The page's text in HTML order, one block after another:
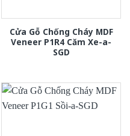
Cửa Gỗ Chống Cháy MDF
Veneer P1R4 Căm Xe-a-
SGD